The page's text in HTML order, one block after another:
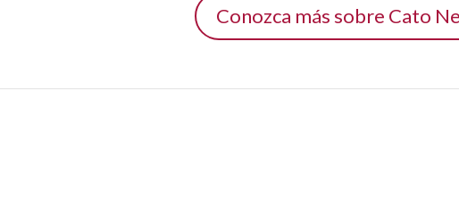
Conozca más sobre Cato